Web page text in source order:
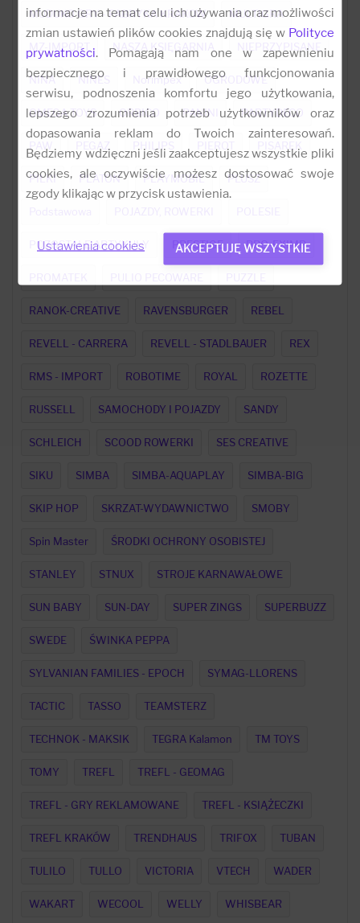
MUDUKO GRY - FABRYKA KRAKOW MULTIGRA
MZ-IMPORT NASZA KSIĘGARNIA NIEPRZYPISANE
NINA NINES Norimpex OGRODOWE
OMEGA TOYS ORBICO PANINI PARTYDECO
PIŁKI PLATON PLAYMOBIL PLUSZ
POZOSTAŁE ARTYKUŁY PRESTIGE PRO-EXIMP
RANOK-CREATIVE RAVENSBURGER REBEL
REVELL - CARRERA REVELL - STADLBAUER REX
RMS - IMPORT ROBOTIME ROYAL ROZETTE
RUSSELL SAMOCHODY I POJAZDY SANDY
SCHLEICH SCOOD ROWERKI SES CREATIVE
SIKU SIMBA SIMBA-AQUAPLAY SIMBA-BIG
SKIP HOP SKRZAT-WYDAWNICTWO SMOBY
Spin Master ŚRODKI OCHRONY OSOBISTEJ
STANLEY STNUX STROJE KARNAWAŁOWE
SUN BABY SUN-DAY SUPER ZINGS SUPERBUZZ
SWEDE ŚWINKA PEPPA
SYLVANIAN FAMILIES - EPOCH SYMAG-LLORENS
TACTIC TASSO TEAMSTERZ
TECHNOK - MAKSIK TEGRA Kalamon TM TOYS
TOMY TREFL TREFL - GEOMAG
TREFL - GRY REKLAMOWANE TREFL - KSIĄŻECZKI
TREFL KRAKÓW TRENDHAUS TRIFOX TUBAN
TULILO TULLO VICTORIA VTECH WADER
WAKART WECOOL WELLY WHISBEAR
informacje na temat celu ich używania oraz możliwości
zmian ustawień plików cookies znajdują się w Polityce
prywatności. Pomagają nam one w zapewnieniu
bezpiecznego i prawidłowego funkcjonowania
serwisu, podnoszenia komfortu jego użytkowania,
lepszego zrozumienia potrzeb użytkowników oraz
dopasowania reklam do Twoich zainteresowań.
Będziemy wdzięczni jeśli zaakceptujesz wszystkie pliki
cookies, ale oczywiście możesz dostosować swoje
zgody klikając w przycisk ustawienia.
Ustawienia cookies AKCEPTUJĘ WSZYSTKIE